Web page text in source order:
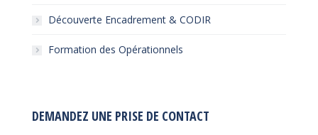
Découverte Encadrement & CODIR
Formation des Opérationnels
DEMANDEZ UNE PRISE DE CONTACT